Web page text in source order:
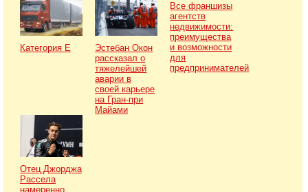
Категория Е
Эстебан Окон
рассказал о
тяжелейшей
аварии в
своей карьере
на Гран-при
Майами
Все франшизы
агентств
недвижимости:
преимущества
и возможности
для
предпринимателей
Отец Джорджа
Рассела
намеренно